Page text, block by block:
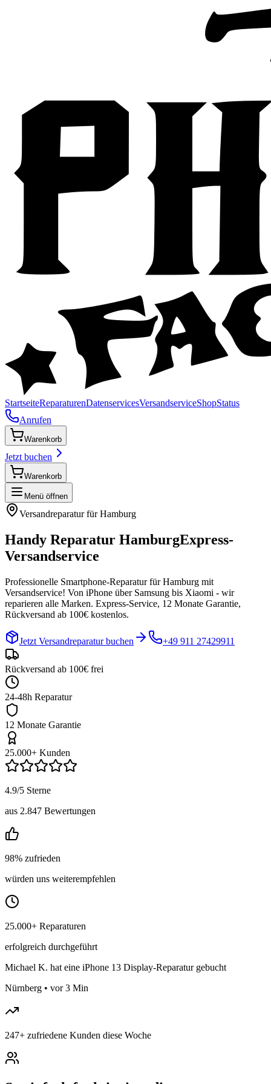
StartseiteReparaturenDatenservicesVersandserviceShopStatus
Anrufen
Warenkorb
Jetzt buchen
Warenkorb
Menü öffnen
Versandreparatur fürHamburg
Handy Reparatur HamburgExpress-
Versandservice
Professionelle Smartphone-Reparatur fürHamburg mit
Versandservice! Von iPhone über Samsung bis Xiaomi - wir
reparieren alle Marken. Express-Service, 12 Monate Garantie,
Rückversand ab 100€ kostenlos.
Jetzt Versandreparatur buchen +49 911 27429911
Rückversand ab 100€ frei
24-48h Reparatur
12 Monate Garantie
25.000+ Kunden
4.9/5 Sterne
aus 2.847 Bewertungen
98% zufrieden
würden uns weiterempfehlen
25.000+ Reparaturen
erfolgreich durchgeführt
Michael K. hat eine iPhone 13 Display-Reparatur gebucht
Nürnberg • vor 3 Min
247+ zufriedene Kunden diese Woche